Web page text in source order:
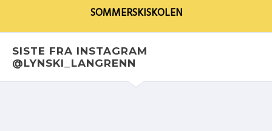
SOMMERSKISKOLEN
SISTE FRA INSTAGRAM
@LYNSKI_LANGRENN